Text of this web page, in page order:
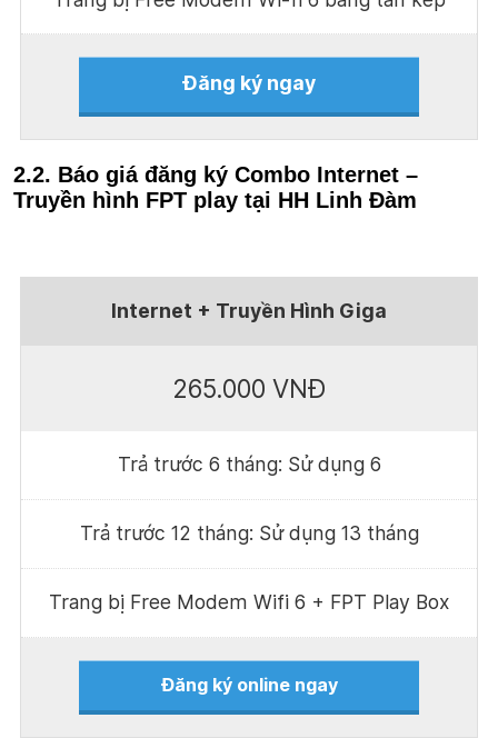
Đăng ký ngay
2.2. Báo giá đăng ký Combo Internet –
Truyền hình FPT play tại HH Linh Đàm
Internet + Truyền Hình Giga
265.000 VNĐ
Trả trước 6 tháng: Sử dụng 6
Trả trước 12 tháng: Sử dụng 13 tháng
Trang bị Free Modem Wifi 6 + FPT Play Box
Đăng ký online ngay